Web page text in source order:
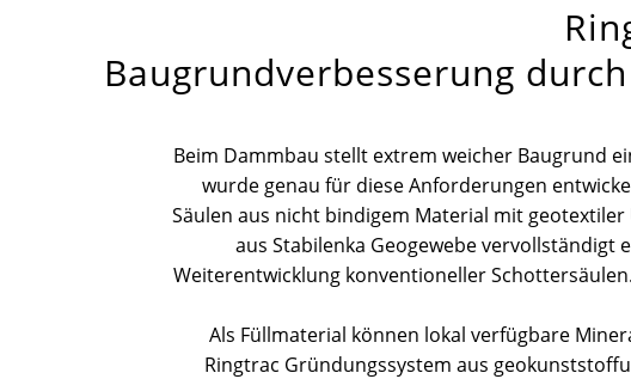
Baugrundverbesserung
Beim Dammbau stellt extrem weicher Baugrund
wurde genau für diese Anforderungen
Säulen aus nicht bindigem Material mit
aus Stabilenka Geogewebe vervollständigt
Weiterentwicklung konventioneller
Als Füllmaterial können lokal verfügbare
Ringtrac Gründungssystem aus